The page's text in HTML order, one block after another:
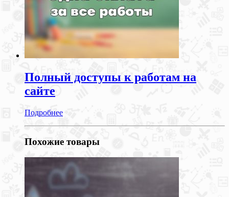
Полный доступы к работам на
сайте
Подробнее
Похожие товары